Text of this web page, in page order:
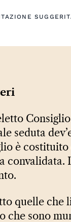
seduta
è costituito
quelle che
che sono